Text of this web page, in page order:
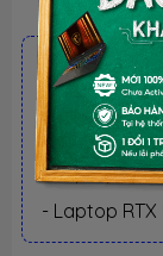
ƯU ĐÃI
BACK TO
- Laptop
- Laptop RTX